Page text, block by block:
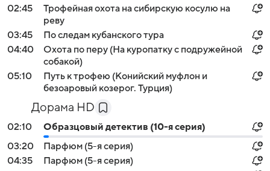
02:45
Трофейная охота на сибирскую косулю на
реву
03:45
По следам кубанского тура
04:40
Охота по перу (На куропатку с подружейной
собакой)
05:10
Путь к трофею (Конийский муфлон и
безоаровый козерог. Турция)
Дорама HD
02:10
Образцовый детектив (10-я серия)
03:20
Парфюм (5-я серия)
04:35
Парфюм (5-я серия)